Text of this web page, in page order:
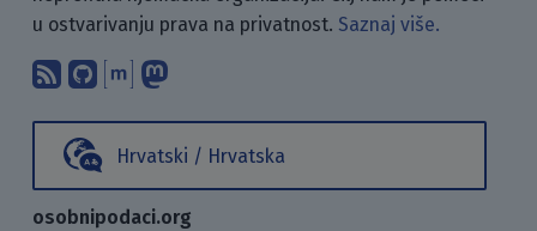
u ostvarivanju prava na privatnost. Saznaj više.
Pretplati se na naš blog koristeći
Pronađi nas na GitHubu.
Raspravljaj s nama putem
Hrvatski / Hrvatska
osobnipodaci.org